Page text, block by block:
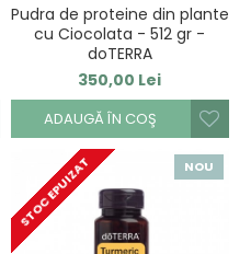
Pudra de proteine din plante
cu Ciocolata - 512 gr -
doTERRA
350,00 Lei
ADAUGĂ ÎN COŞ
NOU
STOC EPUIZAT